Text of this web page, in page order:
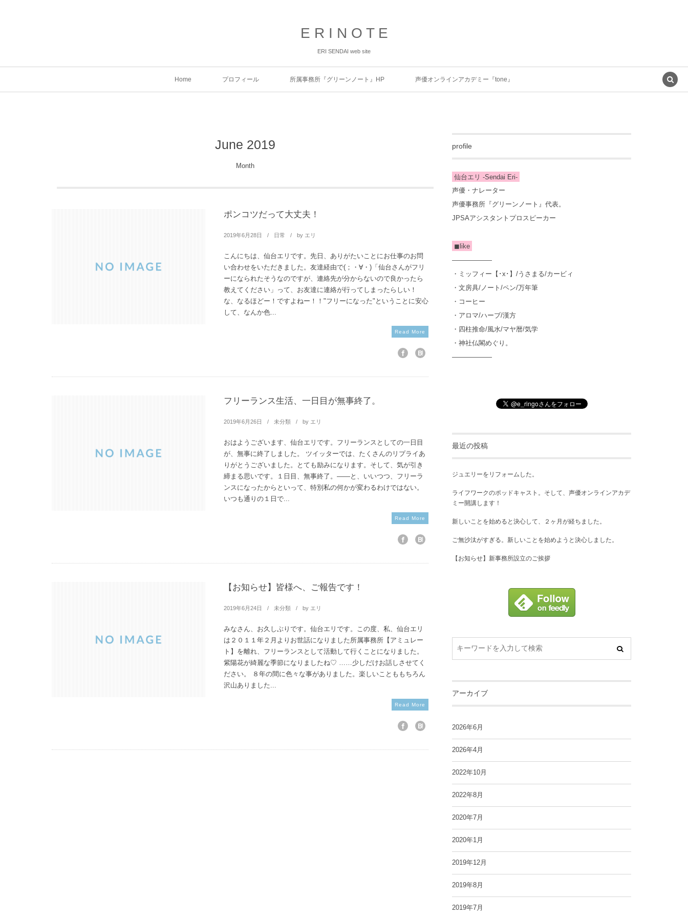
E R I N O T E
ERI SENDAI web site
Home プロフィール 所属事務所『グリーンノート』HP 声優オンラインアカデミー『tone』
June 2019
Month
ポンコツだって大丈夫！
2019年6月28日 日常 by エリ
こんにちは、仙台エリです。先日、ありがたいことにお仕事のお問
い合わせをいただきました。友達経由で(；・∀・)「仙台さんがフリ
ーになられたそうなのですが、連絡先が分からないので良かったら
教えてください」って、お友達に連絡が行ってしまったらしい！
な、なるほどー！ですよねー！！"フリーになった"ということに安心
して、なんか色...
Read More
フリーランス生活、一日目が無事終了。
2019年6月26日 未分類 by エリ
おはようございます、仙台エリです。フリーランスとしての一日目
が、無事に終了しました。 ツイッターでは、たくさんのリプライあ
りがとうございました。とても励みになります。そして、気が引き
締まる思いです。１日目、無事終了。――と、いいつつ、フリーラ
ンスになったからといって、特別私の何かが変わるわけではない。
いつも通りの１日で...
Read More
【お知らせ】皆様へ、ご報告です！
2019年6月24日 未分類 by エリ
みなさん、お久しぶりです。仙台エリです。この度、私、仙台エリ
は２０１１年２月よりお世話になりました所属事務所【アミュレー
ト】を離れ、フリーランスとして活動して行くことになりました。
紫陽花が綺麗な季節になりましたね♡ ……少しだけお話しさせてく
ださい。 ８年の間に色々な事がありました。楽しいことももちろん
沢山ありました...
Read More
profile
仙台エリ -Sendai Eri-
声優・ナレーター
声優事務所『グリーンノート』代表。
JPSAアシスタントプロスピーカー
◼︎like
——————
・ミッフィー【･x･】/うさまる/カービィ
・文房具/ノート/ペン/万年筆
・コーヒー
・アロマ/ハーブ/漢方
・四柱推命/風水/マヤ暦/気学
・神社仏閣めぐり。
——————
最近の投稿
ジュエリーをリフォームした。
ライフワークのポッドキャスト。そして、声優オンラインアカデ
ミー開講します！
新しいことを始めると決心して、２ヶ月が経ちました。
ご無沙汰がすぎる。新しいことを始めようと決心しました。
【お知らせ】新事務所設立のご挨拶
アーカイブ
2026年6月
2026年4月
2022年10月
2022年8月
2020年7月
2020年1月
2019年12月
2019年8月
2019年7月